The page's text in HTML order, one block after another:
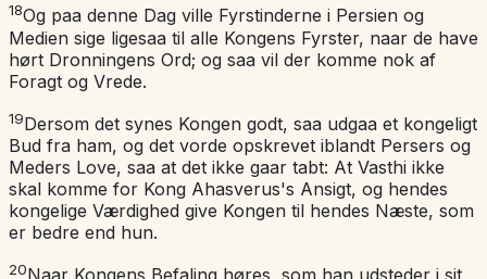
18Og paa denne Dag ville Fyrstinderne i Persien og
Medien sige ligesaa til alle Kongens Fyrster, naar de have
hørt Dronningens Ord; og saa vil der komme nok af
Foragt og Vrede.
19Dersom det synes Kongen godt, saa udgaa et kongeligt
Bud fra ham, og det vorde opskrevet iblandt Persers og
Meders Love, saa at det ikke gaar tabt: At Vasthi ikke
skal komme for Kong Ahasverus's Ansigt, og hendes
kongelige Værdighed give Kongen til hendes Næste, som
er bedre end hun.
20